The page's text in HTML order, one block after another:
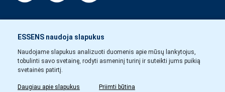
ESSENS naudoja slapukus
Naudojame slapukus analizuoti duomenis apie mūsų lankytojus,
tobulinti savo svetainę, rodyti asmeninį turinį ir suteikti jums puikią
svetainės patirtį.
Daugiau apie slapukus Priimti būtina